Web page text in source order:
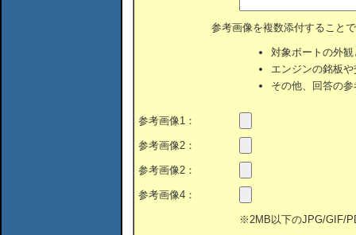
参考画像を複数添付すること
対象ボートの外
エンジンの銘板
その他、回答の
参考画像1：
参考画像2：
参考画像2：
参考画像4：
※2MB以下のJPG/GIF/